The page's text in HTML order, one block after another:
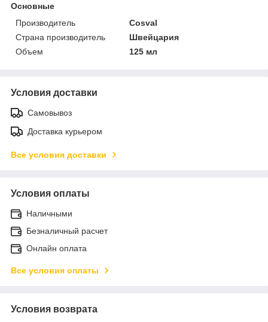
Основные
Производитель
Cosval
Страна производитель
Швейцария
Объем
125 мл
Условия доставки
Самовывоз
Доставка курьером
Все условия доставки
Условия оплаты
Наличными
Безналичный расчет
Онлайн оплата
Все условия оплаты
Условия возврата